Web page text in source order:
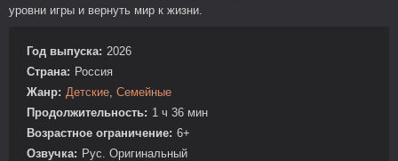
уровни игры и вернуть мир к жизни.
Год выпуска: 2026
Страна: Россия
Жанр: Детские, Семейные
Продолжительность: 1 ч 36 мин
Возрастное ограничение: 6+
Озвучка: Рус. Оригинальный